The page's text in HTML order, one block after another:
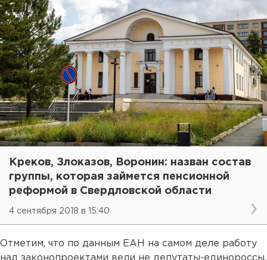
Креков, Злоказов, Воронин: назван состав
группы, которая займется пенсионной
реформой в Свердловской области
4 сентября 2018 в 15:40
Отметим, что по данным ЕАН на самом деле работу
над законопроектами вели не депутаты-единороссы,